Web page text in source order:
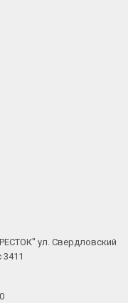
ул. Свердловский
3411